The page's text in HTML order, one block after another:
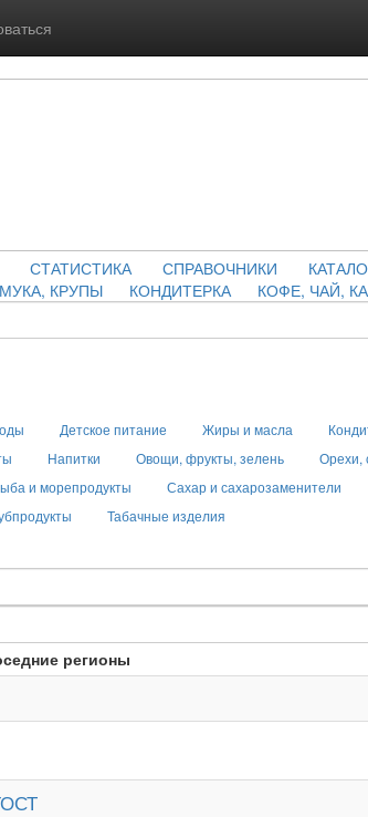
СТАТИСТИКА СПРАВОЧНИКИ
КРУПЫ КОНДИТЕРКА КОФЕ, ЧАЙ,
Детское питание Жиры и масла
Напитки Овощи, фрукты, зелень Орехи,
и морепродукты Сахар и сахарозаменители
Табачные изделия
регионы